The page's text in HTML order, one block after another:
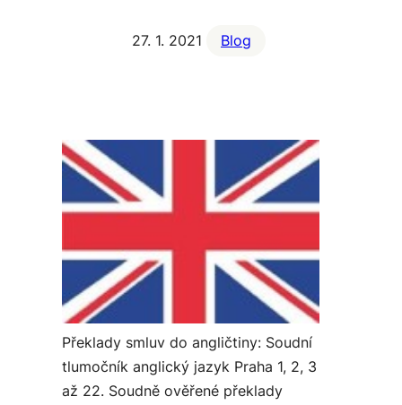
27. 1. 2021 Blog
Překlady smluv do angličtiny: Soudní
tlumočník anglický jazyk Praha 1, 2, 3
až 22. Soudně ověřené překlady